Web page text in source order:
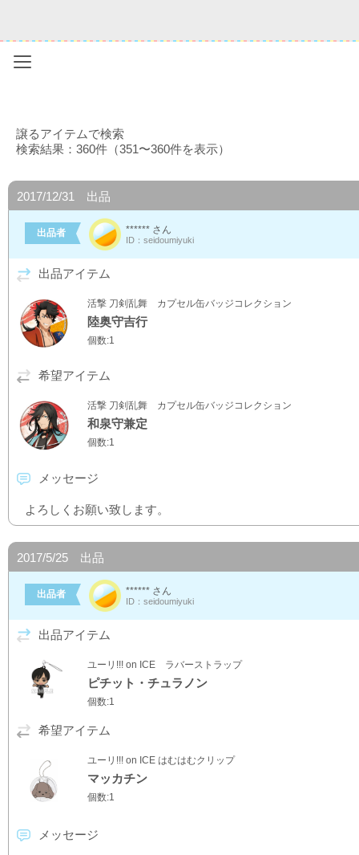
譲るアイテムで検索
検索結果：360件（351〜360件を表示）
2017/12/31 出品
出品者 ****** さん
ID：seidoumiyuki
出品アイテム
活撃 刀剣乱舞 カプセル缶バッジコレクション
陸奥守吉行
個数:1
希望アイテム
活撃 刀剣乱舞 カプセル缶バッジコレクション
和泉守兼定
個数:1
メッセージ
よろしくお願い致します。
2017/5/25 出品
出品者 ****** さん
ID：seidoumiyuki
出品アイテム
ユーリ!!! on ICE ラバーストラップ
ピチット・チュラノン
個数:1
希望アイテム
ユーリ!!! on ICE はむはむクリップ
マッカチン
個数:1
メッセージ